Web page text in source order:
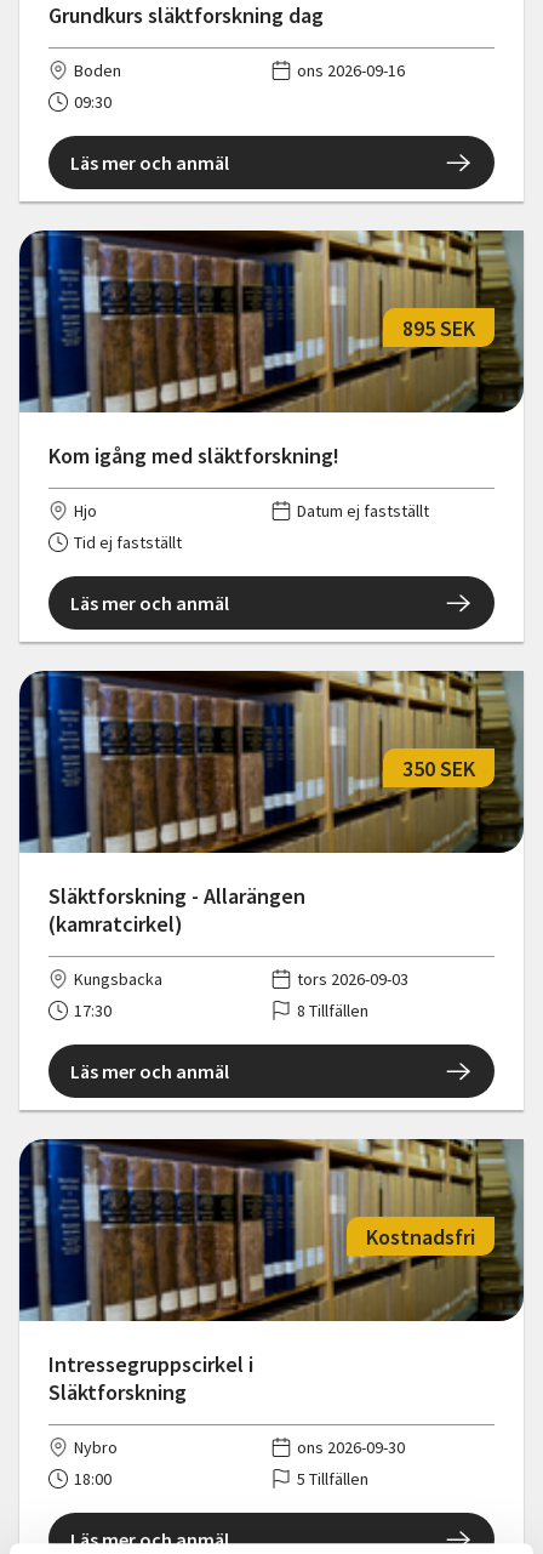
Grundkurs släktforskning dag
Boden
ons 2026-09-16
09:30
Läs mer och anmäl
Kom igång med släktforskning!
895 SEK
Hjo
Datum ej fastställt
Tid ej fastställt
Läs mer och anmäl
Släktforskning - Allarängen
(kamratcirkel)
350 SEK
Kungsbacka
tors 2026-09-03
17:30
8 Tillfällen
Läs mer och anmäl
Intressegruppscirkel i
Släktforskning
Kostnadsfri
Nybro
ons 2026-09-30
18:00
5 Tillfällen
Läs mer och anmäl